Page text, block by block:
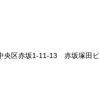
央区赤坂1-11-13 赤坂塚田